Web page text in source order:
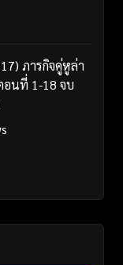
ภารกิจคู่หูล่า
นที่ 1-18 จบ